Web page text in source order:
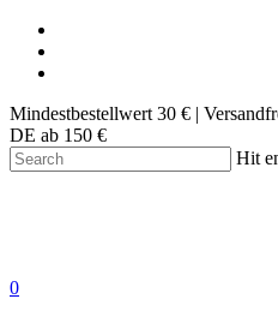
Skip
main
Mindestbestellwert 30 € |
DE ab 150 €
Hit
account
0